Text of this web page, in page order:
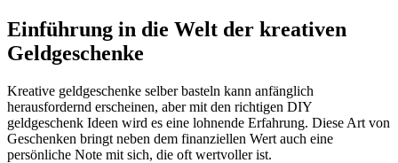
Einführung in die Welt der kreativen
Geldgeschenke
Kreative geldgeschenke selber basteln kann anfänglich
herausfordernd erscheinen, aber mit den richtigen DIY
geldgeschenk Ideen wird es eine lohnende Erfahrung. Diese Art von
Geschenken bringt neben dem finanziellen Wert auch eine
persönliche Note mit sich, die oft wertvoller ist.